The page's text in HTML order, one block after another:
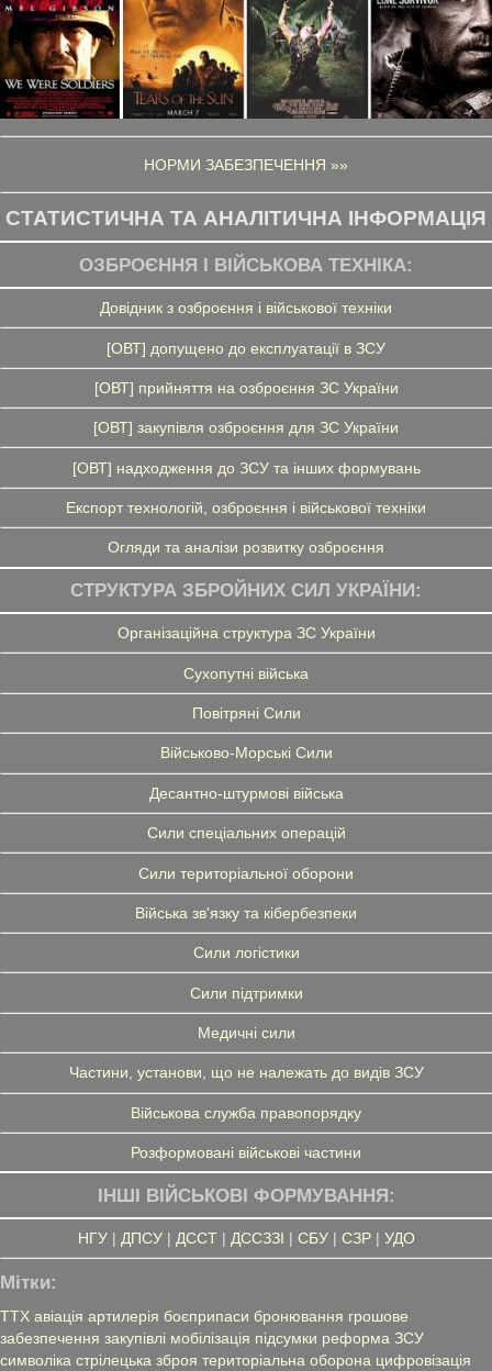
НОРМИ ЗАБЕЗПЕЧЕННЯ »»
СТАТИСТИЧНА ТА АНАЛІТИЧНА ІНФОРМАЦІЯ
ОЗБРОЄННЯ І ВІЙСЬКОВА ТЕХНІКА:
Довідник з озброєння і військової техніки
[ОВТ] допущено до експлуатації в ЗСУ
[ОВТ] прийняття на озброєння ЗС України
[ОВТ] закупівля озброєння для ЗС України
[ОВТ] надходження до ЗСУ та інших формувань
Експорт технологій, озброєння і військової техніки
Огляди та аналізи розвитку озброєння
СТРУКТУРА ЗБРОЙНИХ СИЛ УКРАЇНИ:
Організаційна структура ЗС України
Сухопутні війська
Повітряні Сили
Військово-Морські Сили
Десантно-штурмові війська
Сили спеціальних операцій
Сили територіальної оборони
Війська зв'язку та кібербезпеки
Сили логістики
Сили підтримки
Медичні сили
Частини, установи, що не належать до видів ЗСУ
Військова служба правопорядку
Розформовані військові частини
ІНШІ ВІЙСЬКОВІ ФОРМУВАННЯ:
НГУ| ДПСУ| ДССТ| ДССЗЗІ | СБУ| СЗР| УДО
Мітки:
ТТХ авіація артилерія боєприпаси бронювання грошове
забезпечення закупівлі мобілізація підсумки реформа ЗСУ
символіка стрілецька зброя територіальна оборона цифровізація